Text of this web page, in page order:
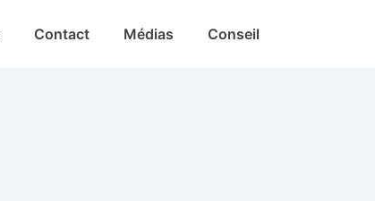
Contact Médias Conseil